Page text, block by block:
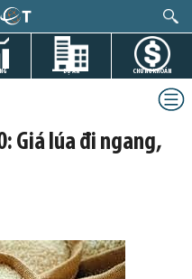
DỰ ÁN CHỨNG KHOÁN
Giá lúa đi ngang,